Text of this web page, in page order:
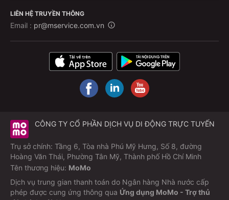
Beta Long Khánhcó thanh toán MoMo được
Có. Bạn có thể chọn MoMo ở bước thanh toán để trả
nhanh, an toàn. Trên web, chỉ cần quét mã QR hiển thị
để mở app MoMo và xác nhận thanh toán (hỗ trợ xác
thực an toàn). Nếu đang có khuyến mãi, hệ thống sẽ
Nhận vé sau khi mua trên MoMo như nào?
Cách 1: Mở ứng dụng MoMo → chạm Biểu tượng
thông báo (hình cái chuông ở góc trên-phải) →
chọn thông báo “ĐẶT VÉ THÀNH CÔNG” để xem
vé điện tử (QR/e-ticket).
LIÊN HỆ TRUYỀN THÔNG
Email : pr@mservice.com.vn
CÔNG TY CỔ PHẦN DỊCH VỤ DI ĐỘNG TRỰC TUYẾN
Trụ sở chính: Tầng 6, Tòa nhà Phú Mỹ Hưng, Số 8, đường
Hoàng Văn Thái, Phường Tân Mỹ, Thành phố Hồ Chí Minh
Tên thương hiệu: MoMo
Dịch vụ trung gian thanh toán do Ngân hàng Nhà nước cấp
phép được cung ứng thông qua Ứng dụng MoMo - Trợ thủ